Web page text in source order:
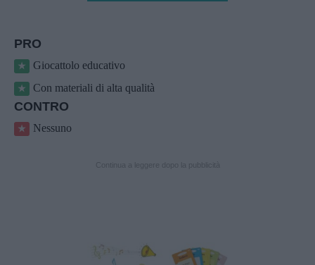
PRO
Giocattolo educativo
Con materiali di alta qualità
CONTRO
Nessuno